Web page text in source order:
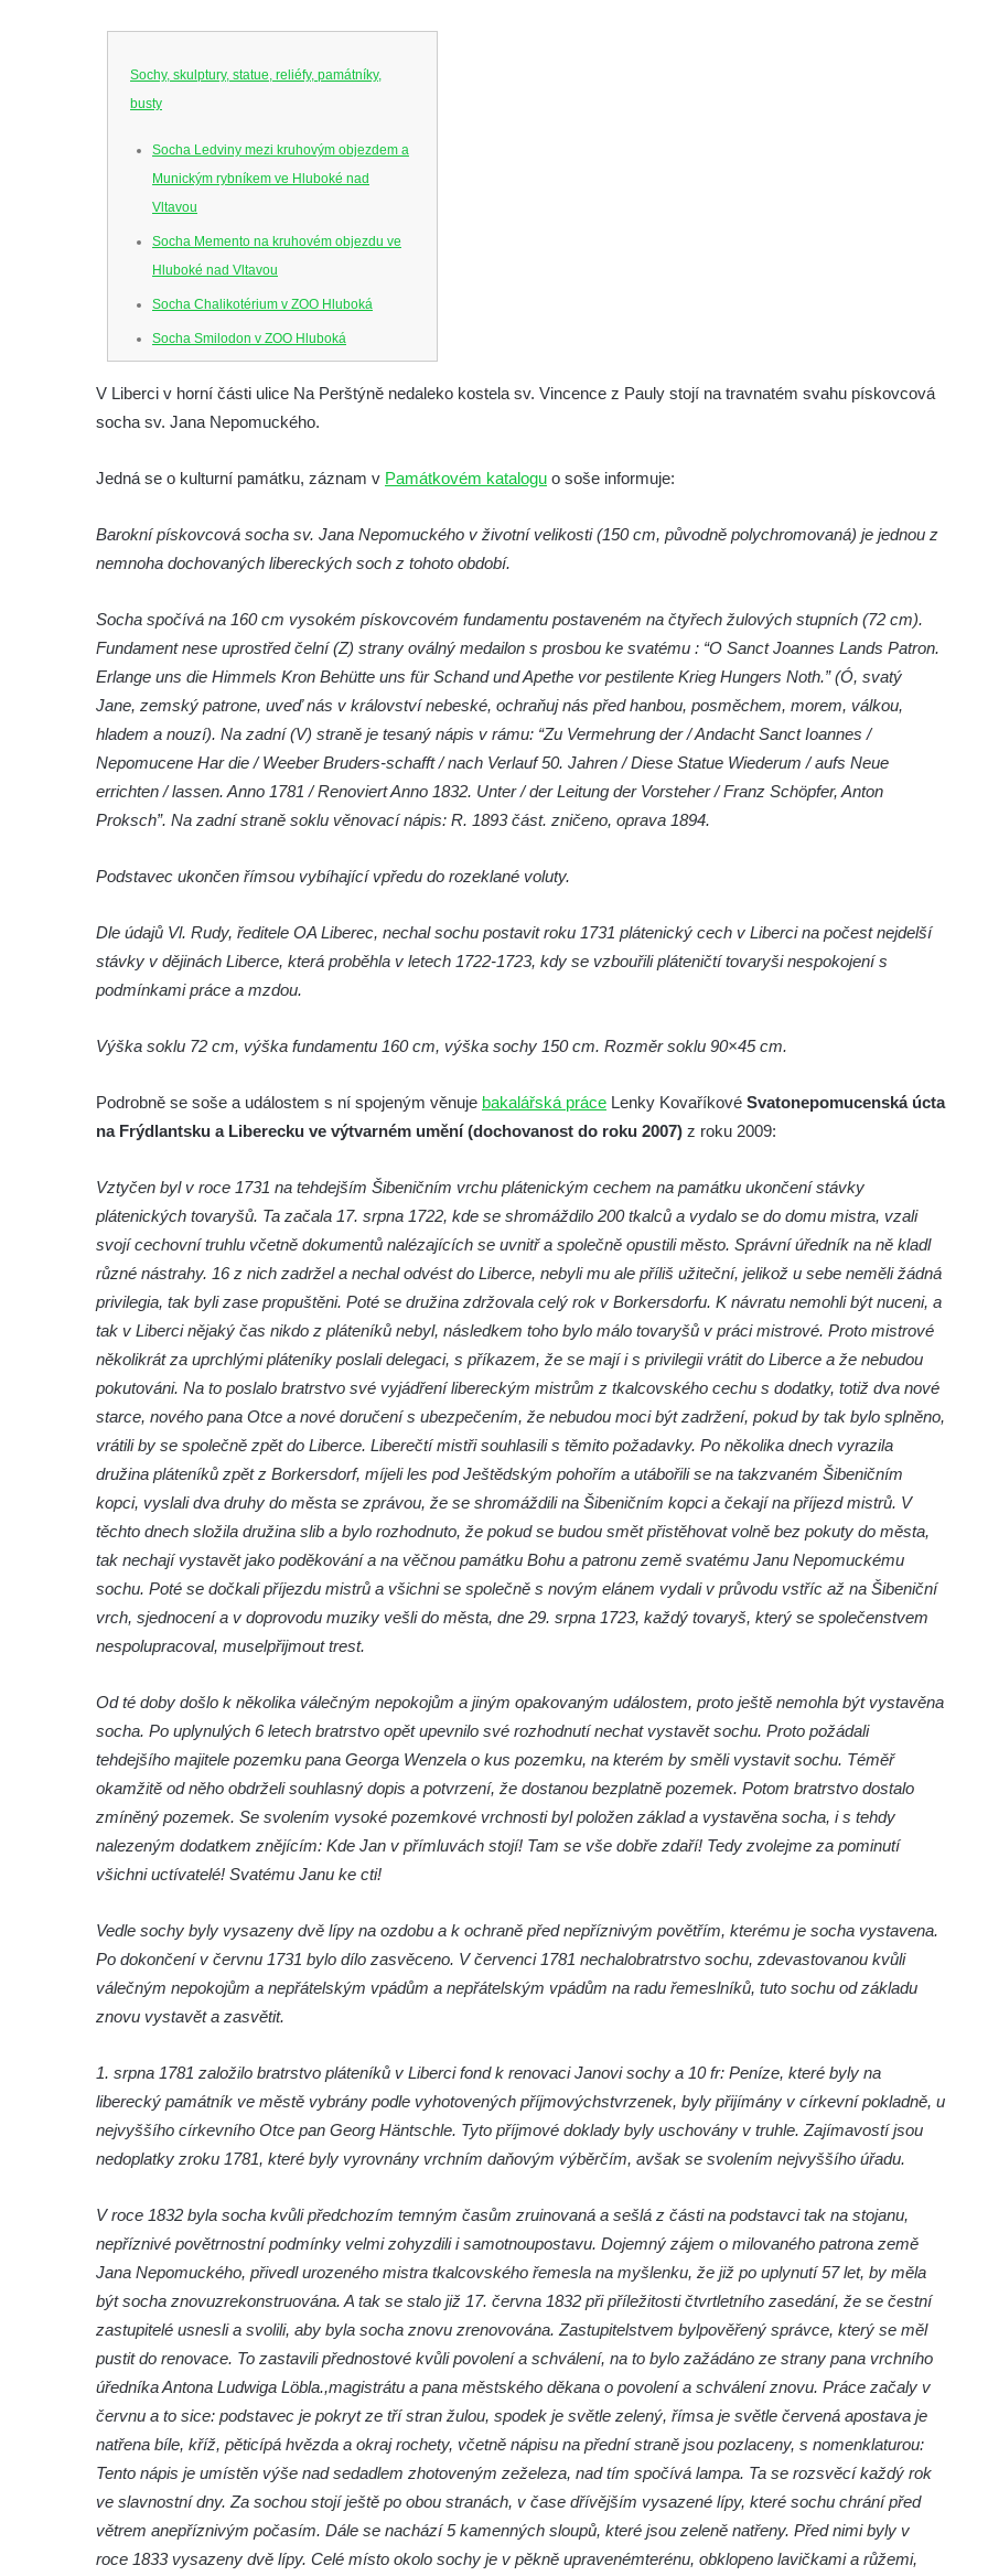
Sochy, skulptury, statue, reliéfy, památníky,
busty
Socha Ledviny mezi kruhovým objezdem a
Munickým rybníkem ve Hluboké nad
Vltavou
Socha Memento na kruhovém objezdu ve
Hluboké nad Vltavou
Socha Chalikotérium v ZOO Hluboká
Socha Smilodon v ZOO Hluboká
Socha Koroun bezzubý v ZOO Hluboká
Socha Medvěd jeskynní v ZOO Hluboká
Socha Mamut srstnatý v ZOO Hluboká
Socha Vydry si hrají v ZOO Hluboká
Socha Přátelství v ZOO Hluboká
Socha Matka příroda v ZOO Hluboká
Socha Lišky v ZOO Hluboká
Socha Vlčice s mládětem v ZOO Hluboká
Socha Rys číhající na srnu v ZOO Hluboká
Socha Tygr v ZOO Hluboká
Socha Kozorožec horský v ZOO Hluboká
Socha Včela v ZOO Hluboká
Socha Nosorožík v ZOO Hluboká
Socha Beruška v ZOO Hluboká
Socha Volavka v ZOO Hluboká
Flamingo trůn v ZOO Hluboká
Lysá nad Labem, barokní město Šporkovo
Socha Opičákovník v ZOO Hluboká
Socha Roháč v ZOO Hluboká
Socha Mystik v ZOO Hluboká
Socha Jana Valeria Jirsíka u Černé věže v
Českých Budějovicích
Socha Krista klesajícího pod křížem u
kostela svatého Mikuláše v Českých
Budějovicích
Socha svatého Jana Nepomuckého u
Budějovicích
Socha S tebou v parku na Senovážném
náměstí v Českých Budějovicích
Sousoší Humanoidi na Lannově třídě v
Pomník Vojtěcha Adalberta Lanny v parku
Na Sadech v Českých Budějovicích
Pomník Přemysla Otakara II. v parku Na
Sadech v Českých Budějovicích
Pražské třídě v Českých Budějovicích
Socha Civilizovaní na Husově třídě v
Českých Budějovicích
Socha svatého Jana Nepomuckého Na
Sadech u Mlýnské stoky v Českých
Budějovicích
Sochy brouků u Mlýnské stoky v Českých
Budějovicích
Socha svatého Zachariáše na nádvoří
V Liberci v horní části ulice Na Perštýně nedaleko kostela sv. Vincence z Pauly stojí na travnatém svahu pískovcová
socha sv. Jana Nepomuckého.
Jedná se o kulturní památku, záznam v Památkovém katalogu o soše informuje:
Barokní pískovcová socha sv. Jana Nepomuckého v životní velikosti (150 cm, původně polychromovaná) je jednou z
nemnoha dochovaných libereckých soch z tohoto období.
Socha spočívá na 160 cm vysokém pískovcovém fundamentu postaveném na čtyřech žulových stupních (72 cm).
Fundament nese uprostřed čelní (Z) strany oválný medailon s prosbou ke svatému : “O Sanct Joannes Lands Patron.
Erlange uns die Himmels Kron Behütte uns für Schand und Apethe vor pestilente Krieg Hungers Noth.” (Ó, svatý
Jane, zemský patrone, uveď nás v království nebeské, ochraňuj nás před hanbou, posměchem, morem, válkou,
hladem a nouzí). Na zadní (V) straně je tesaný nápis v rámu: “Zu Vermehrung der / Andacht Sanct Ioannes /
Nepomucene Har die / Weeber Bruders-schafft / nach Verlauf 50. Jahren / Diese Statue Wiederum / aufs Neue
errichten / lassen. Anno 1781 / Renoviert Anno 1832. Unter / der Leitung der Vorsteher / Franz Schöpfer, Anton
Proksch”. Na zadní straně soklu věnovací nápis: R. 1893 část. zničeno, oprava 1894.
Podstavec ukončen římsou vybíhající vpředu do rozeklané voluty.
Dle údajů Vl. Rudy, ředitele OA Liberec, nechal sochu postavit roku 1731 plátenický cech v Liberci na počest nejdelší
stávky v dějinách Liberce, která proběhla v letech 1722-1723, kdy se vzbouřili pláteničtí tovaryši nespokojení s
podmínkami práce a mzdou.
Výška soklu 72 cm, výška fundamentu 160 cm, výška sochy 150 cm. Rozměr soklu 90×45 cm.
Podrobně se soše a událostem s ní spojeným věnuje bakalářská práce Lenky Kovaříkové Svatonepomucenská úcta
na Frýdlantsku a Liberecku ve výtvarném umění (dochovanost do roku 2007) z roku 2009:
Vztyčen byl v roce 1731 na tehdejším Šibeničním vrchu plátenickým cechem na památku ukončení stávky
plátenických tovaryšů. Ta začala 17. srpna 1722, kde se shromáždilo 200 tkalců a vydalo se do domu mistra, vzali
svojí cechovní truhlu včetně dokumentů nalézajících se uvnitř a společně opustili město. Správní úředník na ně kladl
různé nástrahy. 16 z nich zadržel a nechal odvést do Liberce, nebyli mu ale příliš užiteční, jelikož u sebe neměli žádná
privilegia, tak byli zase propuštěni. Poté se družina zdržovala celý rok v Borkersdorfu. K návratu nemohli být nuceni, a
tak v Liberci nějaký čas nikdo z pláteníků nebyl, následkem toho bylo málo tovaryšů v práci mistrové. Proto mistrové
několikrát za uprchlými pláteníky poslali delegaci, s příkazem, že se mají i s privilegii vrátit do Liberce a že nebudou
pokutováni. Na to poslalo bratrstvo své vyjádření libereckým mistrům z tkalcovského cechu s dodatky, totiž dva nové
starce, nového pana Otce a nové doručení s ubezpečením, že nebudou moci být zadržení, pokud by tak bylo splněno,
vrátili by se společně zpět do Liberce. Liberečtí mistři souhlasili s těmito požadavky. Po několika dnech vyrazila
družina pláteníků zpět z Borkersdorf, míjeli les pod Ještědským pohořím a utábořili se na takzvaném Šibeničním
kopci, vyslali dva druhy do města se zprávou, že se shromáždili na Šibeničním kopci a čekají na příjezd mistrů. V
těchto dnech složila družina slib a bylo rozhodnuto, že pokud se budou smět přistěhovat volně bez pokuty do města,
tak nechají vystavět jako poděkování a na věčnou památku Bohu a patronu země svatému Janu Nepomuckému
sochu. Poté se dočkali příjezdu mistrů a všichni se společně s novým elánem vydali v průvodu vstříc až na Šibeniční
vrch, sjednocení a v doprovodu muziky vešli do města, dne 29. srpna 1723, každý tovaryš, který se společenstvem
nespolupracoval, muselpřijmout trest.
Od té doby došlo k několika válečným nepokojům a jiným opakovaným událostem, proto ještě nemohla být vystavěna
socha. Po uplynulých 6 letech bratrstvo opět upevnilo své rozhodnutí nechat vystavět sochu. Proto požádali
tehdejšího majitele pozemku pana Georga Wenzela o kus pozemku, na kterém by směli vystavit sochu. Téměř
okamžitě od něho obdrželi souhlasný dopis a potvrzení, že dostanou bezplatně pozemek. Potom bratrstvo dostalo
zmíněný pozemek. Se svolením vysoké pozemkové vrchnosti byl položen základ a vystavěna socha, i s tehdy
nalezeným dodatkem znějícím: Kde Jan v přímluvách stojí! Tam se vše dobře zdaří! Tedy zvolejme za pominutí
všichni uctívatelé! Svatému Janu ke cti!
Vedle sochy byly vysazeny dvě lípy na ozdobu a k ochraně před nepříznivým povětřím, kterému je socha vystavena.
Po dokončení v červnu 1731 bylo dílo zasvěceno. V červenci 1781 nechalobratrstvo sochu, zdevastovanou kvůli
válečným nepokojům a nepřátelským vpádům a nepřátelským vpádům na radu řemeslníků, tuto sochu od základu
znovu vystavět a zasvětit.
1. srpna 1781 založilo bratrstvo pláteníků v Liberci fond k renovaci Janovi sochy a 10 fr: Peníze, které byly na
liberecký památník ve městě vybrány podle vyhotovených příjmovýchstvrzenek, byly přijímány v církevní pokladně, u
nejvyššího církevního Otce pan Georg Häntschle. Tyto příjmové doklady byly uschovány v truhle. Zajímavostí jsou
nedoplatky zroku 1781, které byly vyrovnány vrchním daňovým výběrčím, avšak se svolením nejvyššího úřadu.
V roce 1832 byla socha kvůli předchozím temným časům zruinovaná a sešlá z části na podstavci tak na stojanu,
nepříznivé povětrnostní podmínky velmi zohyzdili i samotnoupostavu. Dojemný zájem o milovaného patrona země
Jana Nepomuckého, přivedl urozeného mistra tkalcovského řemesla na myšlenku, že již po uplynutí 57 let, by měla
být socha znovuzrekonstruována. A tak se stalo již 17. června 1832 při příležitosti čtvrtletního zasedání, že se čestní
zastupitelé usnesli a svolili, aby byla socha znovu zrenovována. Zastupitelstvem bylpověřený správce, který se měl
pustit do renovace. To zastavili přednostové kvůli povolení a schválení, na to bylo zažádáno ze strany pana vrchního
úředníka Antona Ludwiga Löbla.,magistrátu a pana městského děkana o povolení a schválení znovu. Práce začaly v
červnu a to sice: podstavec je pokryt ze tří stran žulou, spodek je světle zelený, římsa je světle červená apostava je
natřena bíle, kříž, pěticípá hvězda a okraj rochety, včetně nápisu na přední straně jsou pozlaceny, s nomenklaturou:
Tento nápis je umístěn výše nad sedadlem zhotoveným zeželeza, nad tím spočívá lampa. Ta se rozsvěcí každý rok
ve slavnostní dny. Za sochou stojí ještě po obou stranách, v čase dřívějším vysazené lípy, které sochu chrání před
větrem anepříznivým počasím. Dále se nachází 5 kamenných sloupů, které jsou zeleně natřeny. Před nimi byly v
roce 1833 vysazeny dvě lípy. Celé místo okolo sochy je v pěkně upravenémterénu, obklopeno lavičkami a růžemi,